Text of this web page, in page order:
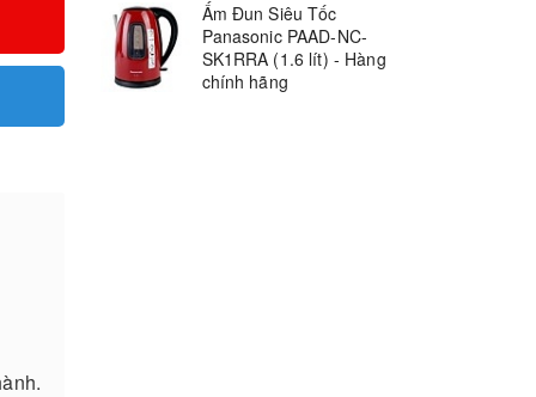
Ấm Đun Siêu Tốc
Panasonic PAAD-NC-
SK1RRA (1.6 lít) - Hàng
chính hãng